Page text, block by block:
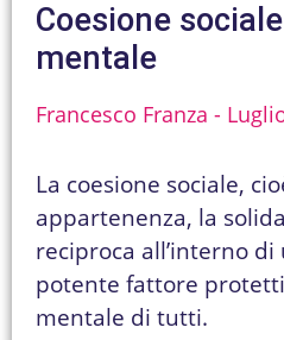
Coesione
mentale
Francesco Franza
La coesione sociale,
appartenenza, la
reciproca all’interno
potente fattore
mentale di tutti.